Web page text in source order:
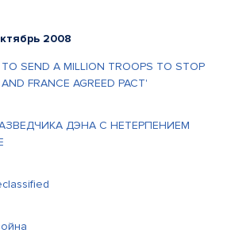
2008
SEND A MILLION TROOPS TO STOP
FRANCE AGREED PACT'
ДЭНА С НЕТЕРПЕНИЕМ